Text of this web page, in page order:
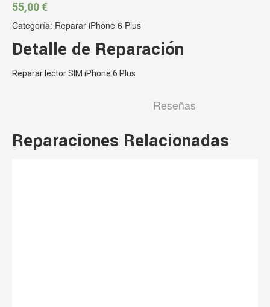
55,00€
Categoría: Reparar iPhone 6 Plus
Detalle de Reparación
Reparar lector SIM iPhone 6 Plus
Reseñas
Reparaciones Relacionadas